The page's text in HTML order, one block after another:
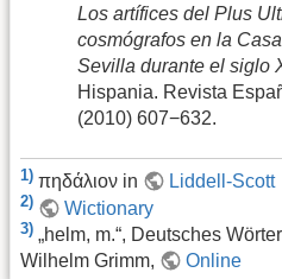
Los artífices del Plus
cosmógrafos en la
Sevilla durante el siglo
Hispania. Revista
(2010) 607−632.
1) πηδάλιον in Liddell-Scott
2) Wictionary
3) „helm, m.“, Deutsches
Wilhelm Grimm,
Online